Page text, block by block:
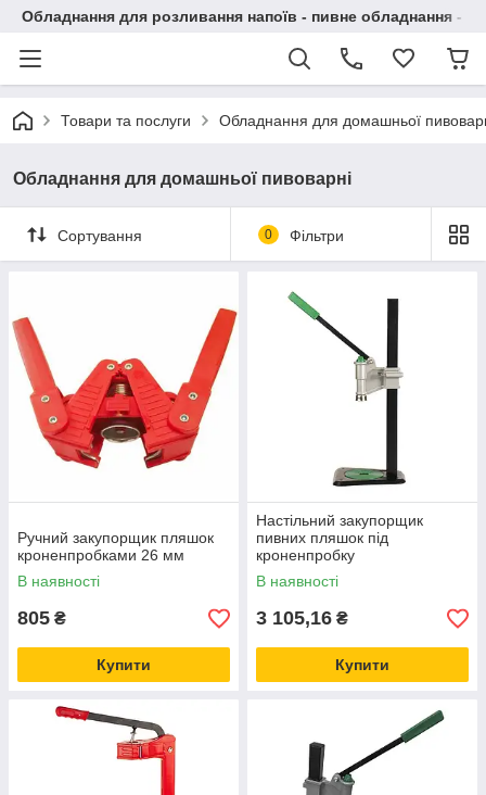
Обладнання для розливання напоїв - пивне обладнання - в
Товари та послуги Обладнання для домашньої
Обладнання для домашньої пивоварні
Сортування 0 Фільтри
Ручний закупорщик пляшок
кроненпробками 26 мм
В наявності
805 ₴
Купити
Настільний закупорщик
пивних пляшок під
кроненпробку
В наявності
3 105,16 ₴
Купити